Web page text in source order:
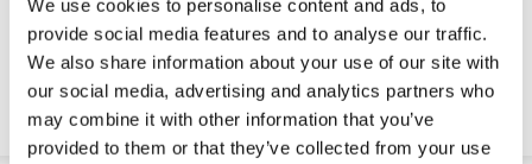
We use cookies to personalise content and ads, to
provide social media features and to analyse our traffic.
We also share information about your use of our site with
our social media, advertising and analytics partners who
may combine it with other information that you’ve
provided to them or that they’ve collected from your use
Download PDF
Chemische resistenz